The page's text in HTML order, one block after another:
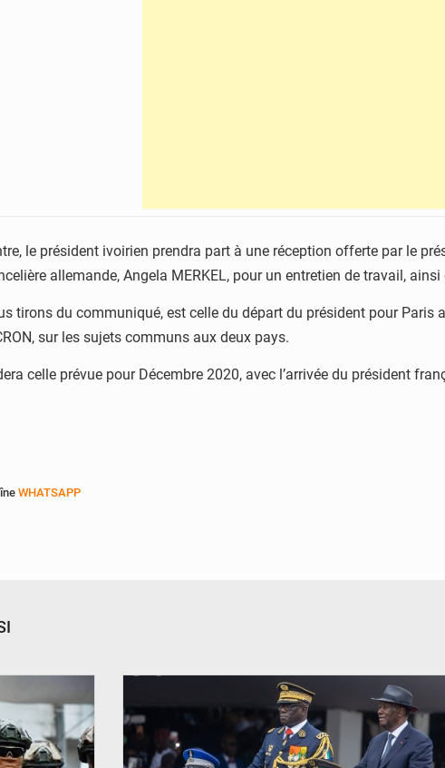
le président ivoirien prendra part à une réception offerte par le
allemande, Angela MERKEL, pour un entretien de travail,
tirons du communiqué, est celle du départ du président pour Paris
sur les sujets communs aux deux pays.
celle prévue pour Décembre 2020, avec l’arrivée du président
WHATSAPP